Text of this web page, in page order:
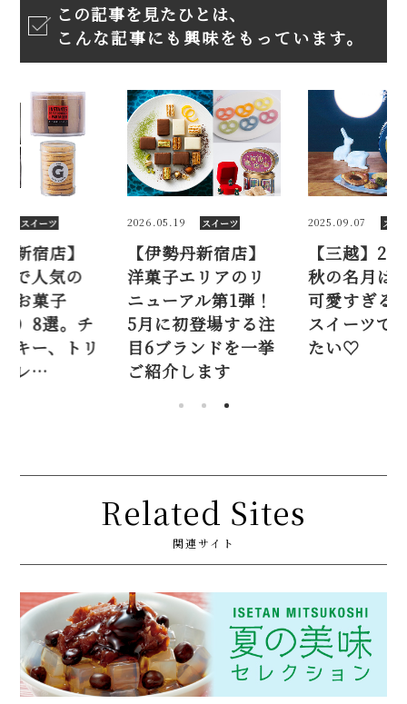
この記事を見たひとは、
こんな記事にも興味をもっています。
スイーツ
新宿店】
で人気の
お菓子
）8選。チ
キー、トリ
レ…
2026.05.19 スイーツ
【伊勢丹新宿店】
洋菓子エリアのリ
ニューアル第1弾！
5月に初登場する注
目6ブランドを一挙
ご紹介します
2025.09.07 スイ
【三越】
秋の名月は
可愛すぎる
スイーツで
たい♡
Related Sites
関連サイト